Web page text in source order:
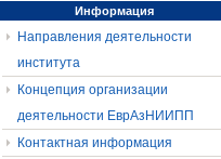
Информация
Направления деятельности
института
Концепция организации
деятельности ЕврАзНИИПП
Контактная информация